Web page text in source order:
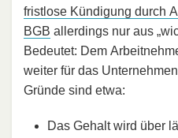
fristlose Kündigung durch
BGB allerdings nur aus
Bedeutet: Dem
weiter für das
Gründe sind etwa:
Das Gehalt wird über